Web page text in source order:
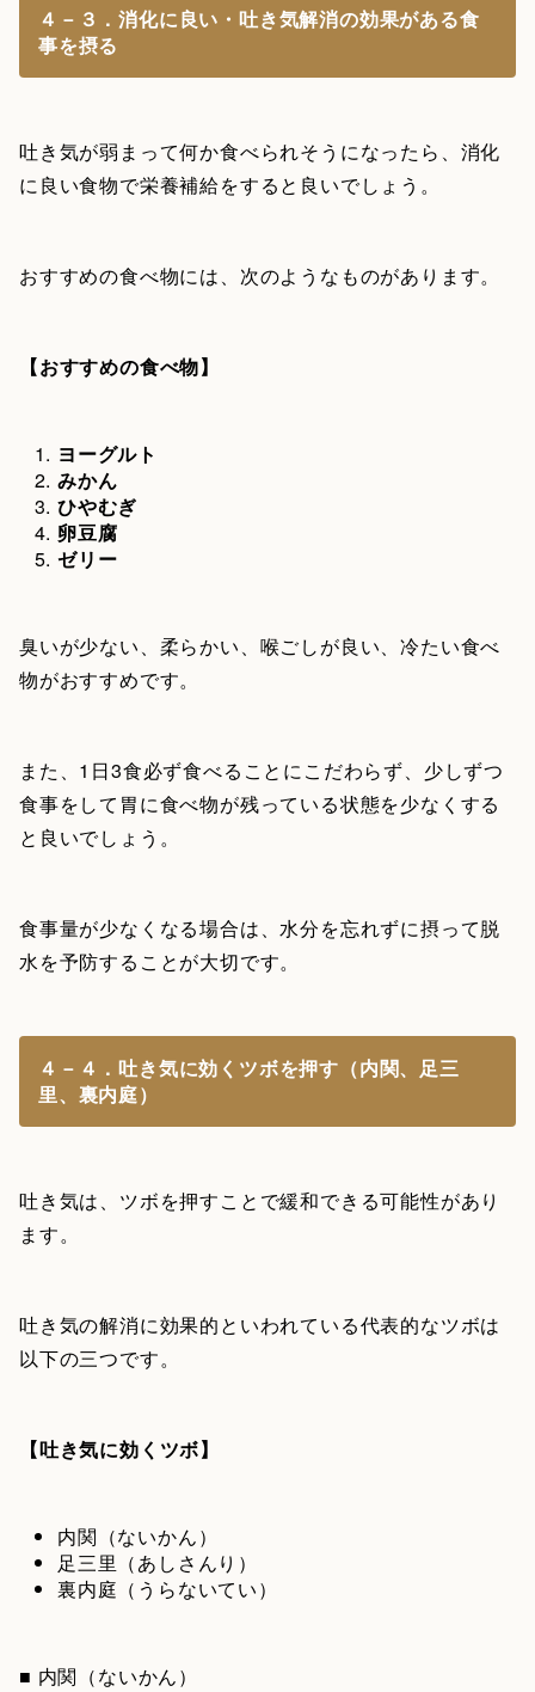
４－３．消化に良い・吐き気解消の効果がある食
事を摂る
吐き気が弱まって何か食べられそうになったら、消化
に良い食物で栄養補給をすると良いでしょう。
おすすめの食べ物には、次のようなものがあります。
【おすすめの食べ物】
ヨーグルト
みかん
ひやむぎ
卵豆腐
ゼリー
臭いが少ない、柔らかい、喉ごしが良い、冷たい食べ
物がおすすめです。
また、1日3食必ず食べることにこだわらず、少しずつ
食事をして胃に食べ物が残っている状態を少なくする
と良いでしょう。
食事量が少なくなる場合は、水分を忘れずに摂って脱
水を予防することが大切です。
４－４．吐き気に効くツボを押す（内関、足三
里、裏内庭）
吐き気は、ツボを押すことで緩和できる可能性があり
ます。
吐き気の解消に効果的といわれている代表的なツボは
以下の三つです。
【吐き気に効くツボ】
内関（ないかん）
足三里（あしさんり）
裏内庭（うらないてい）
■ 内関（ないかん）